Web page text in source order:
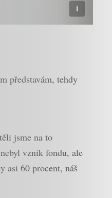
představám, tehdy
jsme na to
vznik fondu, ale
asi 60 procent, náš